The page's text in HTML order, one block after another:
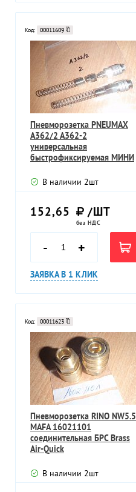
Код: 00011609
Пневморозетка PNEUMAX
A362/2 A362-2
универсальная
быстрофиксируемая МИНИ
В наличии 2шт
152,65 /ШТ
без НДС
- +
ЗАЯВКА В 1 КЛИК
Код: 00011623
Пневморозетка RINO NW5.5
MAFA 16021101
соединительная БРС Brass
Air-Quick
В наличии 2шт